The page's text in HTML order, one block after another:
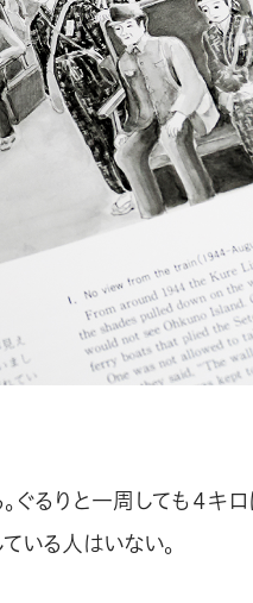
るりと一周しても４キ
いる人はいない。